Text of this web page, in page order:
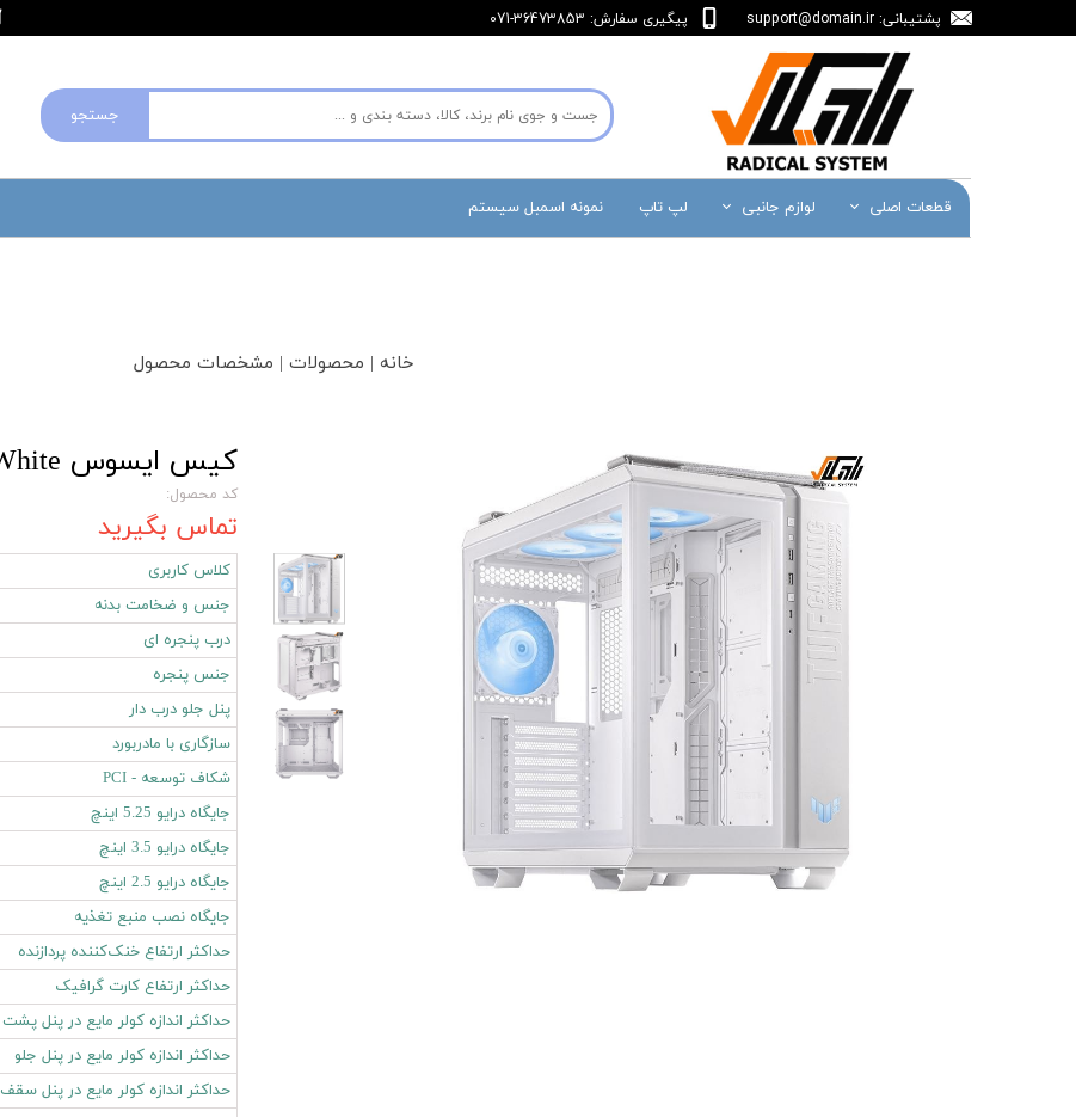
جستجو
پشتیبانی:support@domain.ir پیگیری سفارش: 36473853-071
قطعات اصلی لوازم جانبی لپ تاپ نمونه اسمبل سیستم
خانه | محصولات | مشخصات محصول
کیس ایسوس ASUS TUF Gaming GT502 Plus White
کد محصول:
تماس بگیرید
کلاس کاربری
جنس و ضخامت بدنه
درب پنجره ای
جنس پنجره
پنل جلو درب دار
سازگاری با مادربورد
شکاف توسعه - PCI
جایگاه درایو 5.25 اینچ
جایگاه درایو 3.5 اینچ
جایگاه درایو 2.5 اینچ
جایگاه نصب منبع تغذیه
حداکثر ارتفاع خنک‌کننده پردازنده
حداکثر ارتفاع کارت گرافیک
حداکثر اندازه کولر‌ مایع در پنل پشت
حداکثر اندازه کولر‌ مایع در پنل جلو
حداکثر اندازه کولر‌ مایع در پنل سقف